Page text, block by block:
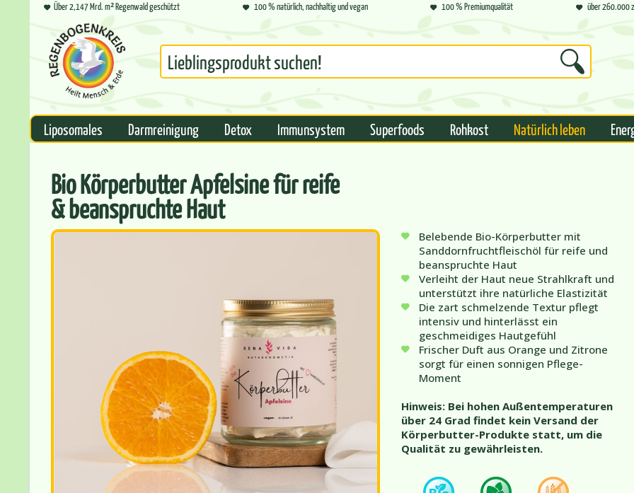
Über 2,147 Mrd. m² Regenwald geschützt 100 % natürlich, nachhaltig und vegan 100 % Premiumqualität über 260.000
Liposomales Darmreinigung Detox Immunsystem Superfoods Rohkost Natürlich leben
Bio Körperbutter Apfelsine für reife
& beanspruchte Haut
Belebende Bio-Körperbutter mit
Sanddornfruchtfleischöl für reife und
beanspruchte Haut
Verleiht der Haut neue Strahlkraft und
unterstützt ihre natürliche Elastizität
Die zart schmelzende Textur pflegt
intensiv und hinterlässt ein
geschmeidiges Hautgefühl
Frischer Duft aus Orange und Zitrone
sorgt für einen sonnigen Pflege-
Moment
Hinweis: Bei hohen Außentemperaturen
über 24 Grad findet kein Versand der
Körperbutter-Produkte statt, um die
Qualität zu gewährleisten.